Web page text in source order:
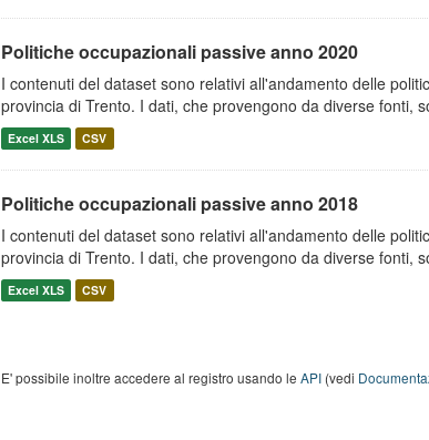
Politiche occupazionali passive anno 2020
I contenuti del dataset sono relativi all'andamento delle
provincia di Trento. I dati, che provengono da diverse fonti,
Excel XLS CSV
Politiche occupazionali passive anno 2018
I contenuti del dataset sono relativi all'andamento delle
provincia di Trento. I dati, che provengono da diverse fonti,
Excel XLS CSV
E' possibile inoltre accedere al registro usando le API(vedi